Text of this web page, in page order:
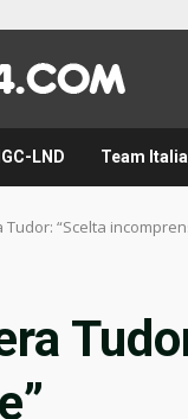
LND Team Italia
Tudor: “Scelta